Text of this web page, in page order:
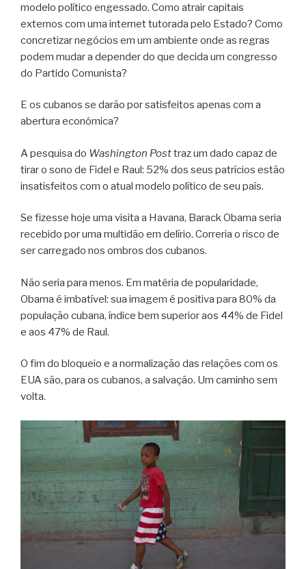
modelo político engessado. Como atrair capitais
externos com uma internet tutorada pelo Estado? Como
concretizar negócios em um ambiente onde as regras
podem mudar a depender do que decida um congresso
do Partido Comunista?
E os cubanos se darão por satisfeitos apenas com a
abertura econômica?
A pesquisa do Washington Posttraz um dado capaz de
tirar o sono de Fidel e Raul: 52% dos seus patrícios estão
insatisfeitos com o atual modelo político de seu país.
Se fizesse hoje uma visita a Havana, Barack Obama seria
recebido por uma multidão em delírio. Correria o risco de
ser carregado nos ombros dos cubanos.
Não seria para menos. Em matéria de popularidade,
Obama é imbatível: sua imagem é positiva para 80% da
população cubana, índice bem superior aos 44% de Fidel
e aos 47% de Raul.
O fim do bloqueio e a normalização das relações com os
EUA são, para os cubanos, a salvação. Um caminho sem
volta.